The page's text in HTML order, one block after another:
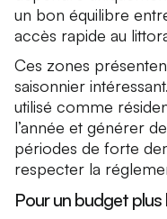
un bon équilibre
accès rapide au
Ces zones
saisonnier
utilisé comme
l’année et générer
périodes de forte
respecter la
Pour un budget plus